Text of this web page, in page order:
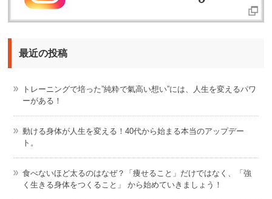
最近の投稿
トレーニングで培った”純粋で氣高い想い”には、人生を変えるパワ
ーがある！
動ける身体が人生を変える！40代から始まる本当のアップデー
ト。
食べないほど太るのはなぜ？「痩せること」だけではなく、「強
く生きる身体をつくること」 から始めていきましょう！